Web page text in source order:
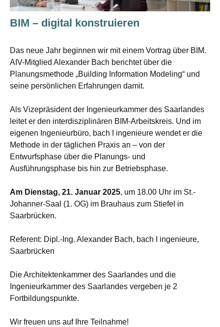
BIM – digital konstruieren
Das neue Jahr beginnen wir mit einem Vortrag über BIM.
AIV-Mitglied Alexander Bach berichtet über die
Planungsmethode „Building Information Modeling“ und
seine persönlichen Erfahrungen damit.
Als Vizepräsident der Ingenieurkammer des Saarlandes
leitet er den interdisziplinären BIM-Arbeitskreis. Und im
eigenen Ingenieurbüro, bach I ingenieure wendet er die
Methode in der täglichen Praxis an – von der
Entwurfsphase über die Planungs- und
Ausführungsphase bis hin zur Betriebsphase.
Am Dienstag, 21. Januar 2025, um 18.00 Uhr im St.-
Johanner-Saal (1. OG) im Brauhaus zum Stiefel in
Saarbrücken.
Referent: Dipl.-Ing. Alexander Bach, bach I ingenieure,
Saarbrücken
Die Architektenkammer des Saarlandes und die
Ingenieurkammer des Saarlandes vergeben je 2
Fortbildungspunkte.
Wir freuen uns auf Ihre Teilnahme!